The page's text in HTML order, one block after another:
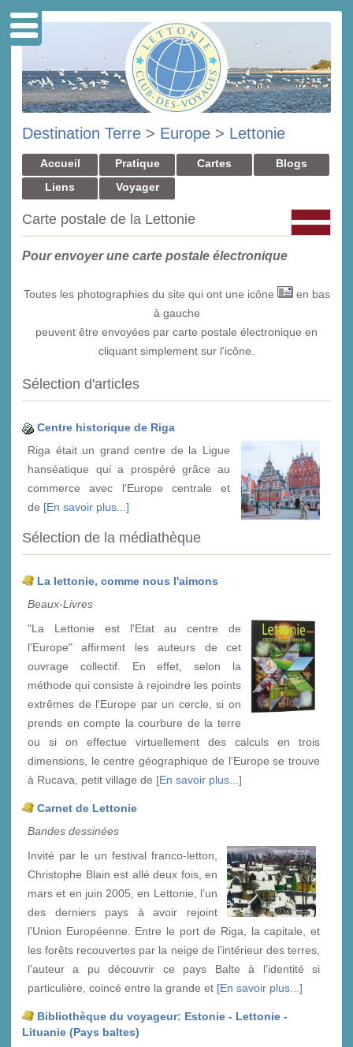
Destination Terre > Europe > Lettonie
Accueil Pratique Cartes
Blogs
Liens
Voyager
Carte postale de la Lettonie
Pour envoyer une carte postale électronique
Toutes les photographies du site qui ont une icône
en bas
à gauche
peuvent être envoyées par carte postale électronique en
cliquant simplement sur l'icône.
Sélection d'articles
Centre historique de Riga
Riga était un grand centre de la Ligue
hanséatique qui a prospéré grâce au
commerce avec l'Europe centrale et
de [En savoir plus...]
Sélection de la médiathèque
La lettonie, comme nous l'aimons
Beaux-Livres
"La Lettonie est l'Etat au centre de
l'Europe" affirment les auteurs de cet
ouvrage collectif. En effet, selon la
méthode qui consiste à rejoindre les points
extrêmes de l'Europe par un cercle, si on
prends en compte la courbure de la terre
ou si on effectue virtuellement des calculs en trois
dimensions, le centre géographique de l'Europe se trouve
à Rucava, petit village de [En savoir plus...]
Carnet de Lettonie
Bandes dessinées
Invité par le un festival franco-letton,
Christophe Blain est allé deux fois, en
mars et en juin 2005, en Lettonie, l’un
des derniers pays à avoir rejoint
l’Union Européenne. Entre le port de Riga, la capitale, et
les forêts recouvertes par la neige de l’intérieur des terres,
l’auteur a pu découvrir ce pays Balte à l’identité si
particulière, coincé entre la grande et [En savoir plus...]
Bibliothèque du voyageur: Estonie - Lettonie -
Lituanie (Pays baltes)